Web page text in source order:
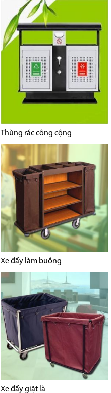
Thùng rác công cộng
Xe đẩy làm buồng
Xe đẩy giặt là